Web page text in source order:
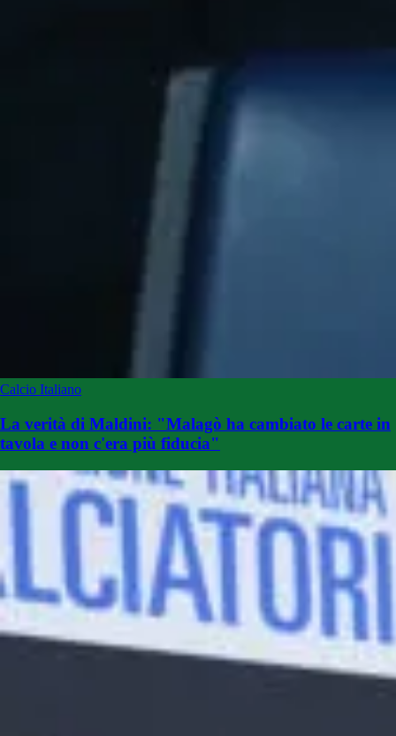
Calcio Italiano
La verità di Maldini: "Malagò ha cambiato le carte in
tavola e non c'era più fiducia"